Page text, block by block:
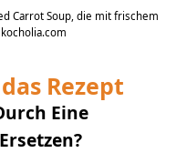
Carrot Soup, die mit frischem
Rezept
Eine